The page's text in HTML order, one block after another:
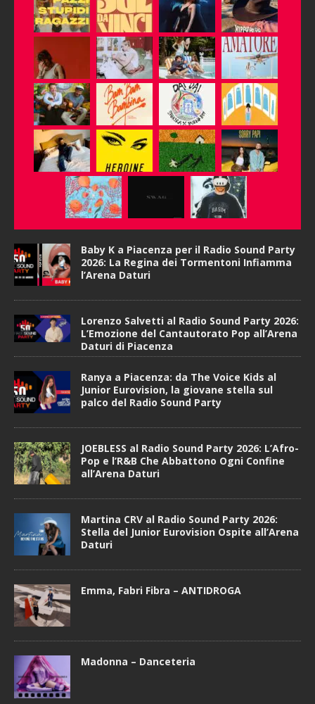
Baby K a Piacenza per il Radio Sound Party
2026: La Regina dei Tormentoni Infiamma
l’Arena Daturi
Lorenzo Salvetti al Radio Sound Party 2026:
L’Emozione del Cantautorato Pop all’Arena
Daturi di Piacenza
Ranya a Piacenza: da The Voice Kids al
Junior Eurovision, la giovane stella sul
palco del Radio Sound Party
JOEBLESS al Radio Sound Party 2026: L’Afro-
Pop e l’R&B Che Abbattono Ogni Confine
all’Arena Daturi
Martina CRV al Radio Sound Party 2026:
Stella del Junior Eurovision Ospite all’Arena
Daturi
Emma, Fabri Fibra – ANTIDROGA
Madonna – Danceteria